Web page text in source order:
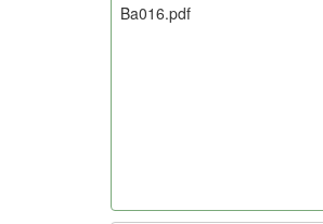
Ba016.pdf